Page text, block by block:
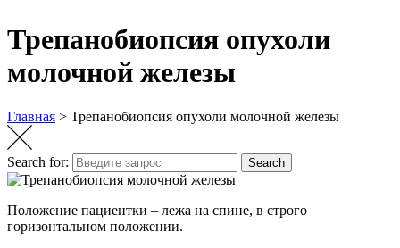
Трепанобиопсия опухоли
молочной железы
Главная > Трепанобиопсия опухоли молочной железы
Search for: Search
Положение пациентки – лежа на спине, в строго
горизонтальном положении.